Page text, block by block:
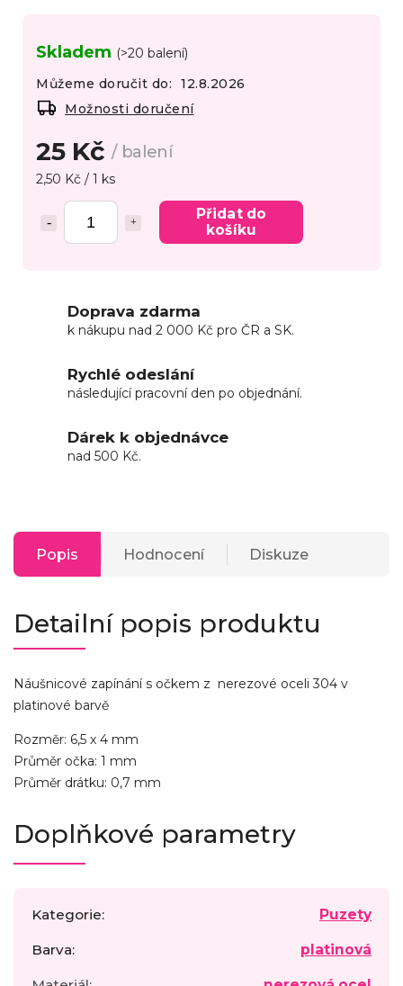
25 Kč/ balení
2,50 Kč / 1 ks
Přidat do
košíku
Skladem (>20 balení)
Můžeme doručit do:
12.8.2026
Možnosti doručení
Doprava zdarma
k nákupu nad 2 000 Kč pro ČR a SK.
Rychlé odeslání
následující pracovní den po objednání.
Dárek k objednávce
nad 500 Kč.
Popis Hodnocení Diskuze
Detailní popis produktu
Náušnicové zapínání s očkem z nerezové oceli 304 v
platinové barvě
Rozměr: 6,5 x 4 mm
Průměr očka: 1 mm
Průměr drátku: 0,7 mm
Doplňkové parametry
Kategorie: Puzety
Barva: platinová